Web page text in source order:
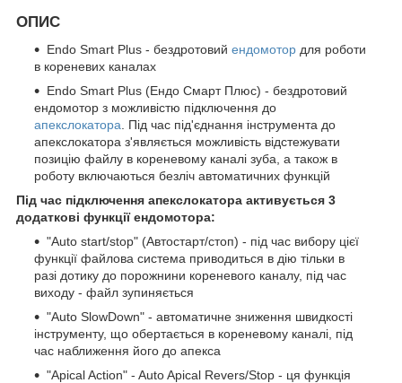
ОПИС
Endo Smart Plus - бездротовий ендомотор для роботи
в кореневих каналах
Endo Smart Plus (Ендо Смарт Плюс) - бездротовий
ендомотор з можливістю підключення до
апекслокатора . Під час під'єднання інструмента до
апекслокатора з'являється можливість відстежувати
позицію файлу в кореневому каналі зуба, а також в
роботу включаються безліч автоматичних функцій
Під час підключення апекслокатора активується 3
додаткові функції ендомотора:
"Auto start/stop" (Автостарт/стоп) - під час вибору цієї
функції файлова система приводиться в дію тільки в
разі дотику до порожнини кореневого каналу, під час
виходу - файл зупиняється
"Auto SlowDown" - автоматичне зниження швидкості
інструменту, що обертається в кореневому каналі, під
час наближення його до апекса
"Apical Action" - Auto Apical Revers/Stop - ця функція